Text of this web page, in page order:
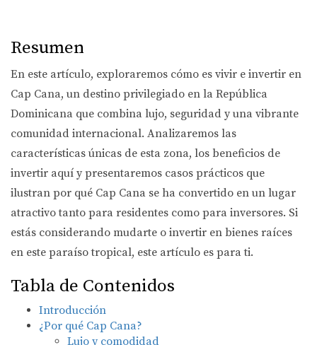
Resumen
En este artículo, exploraremos cómo es vivir e invertir en
Cap Cana, un destino privilegiado en la República
Dominicana que combina lujo, seguridad y una vibrante
comunidad internacional. Analizaremos las
características únicas de esta zona, los beneficios de
invertir aquí y presentaremos casos prácticos que
ilustran por qué Cap Cana se ha convertido en un lugar
atractivo tanto para residentes como para inversores. Si
estás considerando mudarte o invertir en bienes raíces
en este paraíso tropical, este artículo es para ti.
Tabla de Contenidos
Introducción
¿Por qué Cap Cana?
Lujo y comodidad